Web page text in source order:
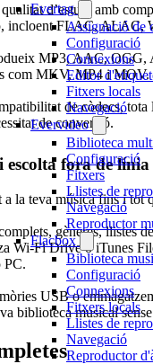
Evertag
Assignació de
Configuració
Connexions
Editor
Fitxers locals
Navegació
Evervideo
Biblioteca
Configuració
Fitxers
Llistes de
Navegació
Reproductor
Flacbox
Biblioteca
Configuració
Connexions
Fitxers locals
Llistes de
Navegació
Reproductor
d’estudi amb
incloent FLAC, ALAC,
MP3, AAC,
com MKV, MP4 i MOV.
de còdecs, tota
de conversió.
escolta fora de línia
a la teva música fins i tot
gèneres, llistes
Wi-Fi Drive o iTunes
PC.
USB o
biblioteca musical